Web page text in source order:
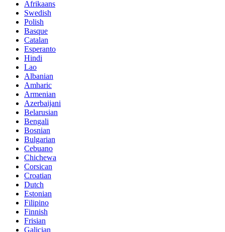
Afrikaans
Swedish
Polish
Basque
Catalan
Esperanto
Hindi
Lao
Albanian
Amharic
Armenian
Azerbaijani
Belarusian
Bengali
Bosnian
Bulgarian
Cebuano
Chichewa
Corsican
Croatian
Dutch
Estonian
Filipino
Finnish
Frisian
Galician